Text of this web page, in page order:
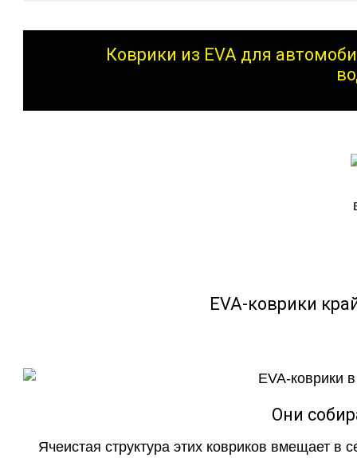
Коврики из EVA для
EVA-коврики
Они
Ячеистая структура этих ковриков вмещает в